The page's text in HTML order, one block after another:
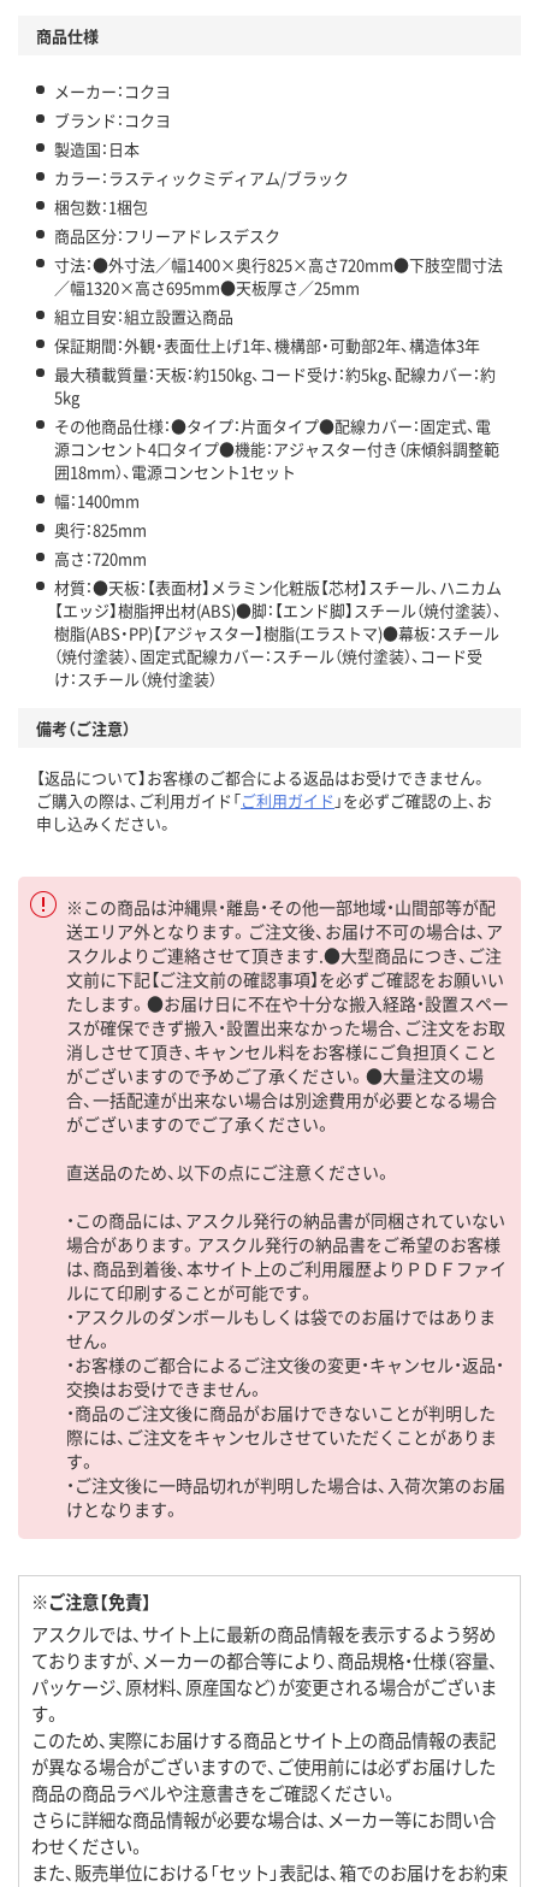
商品仕様
メーカー：コクヨ
ブランド：コクヨ
製造国：日本
カラー：ラスティックミディアム/ブラック
梱包数：1梱包
商品区分：フリーアドレスデスク
寸法：●外寸法／幅1400×奥行825×高さ720mm●下肢空間寸法
／幅1320×高さ695mm●天板厚さ／25mm
組立目安：組立設置込商品
保証期間：外観・表面仕上げ1年、機構部・可動部2年、構造体3年
最大積載質量：天板：約150kg、コード受け：約5kg、配線カバー：約
5kg
その他商品仕様：●タイプ：片面タイプ●配線カバー：固定式、電
源コンセント4口タイプ●機能：アジャスター付き（床傾斜調整範
囲18mm）、電源コンセント1セット
幅：1400mm
奥行：825mm
高さ：720mm
材質：●天板：【表面材】メラミン化粧版【芯材】スチール、ハニカム
【エッジ】樹脂押出材(ABS)●脚：【エンド脚】スチール（焼付塗装）、
樹脂(ABS・PP)【アジャスター】樹脂(エラストマ)●幕板：スチール
（焼付塗装）、固定式配線カバー：スチール（焼付塗装）、コード受
け：スチール（焼付塗装）
備考（ご注意）
【返品について】お客様のご都合による返品はお受けできません。
ご購入の際は、ご利用ガイド「ご利用ガイド 」を必ずご確認の上、お
申し込みください。
※この商品は沖縄県・離島・その他一部地域・山間部等が配
送エリア外となります。ご注文後、お届け不可の場合は、ア
スクルよりご連絡させて頂きます.●大型商品につき、ご注
文前に下記【ご注文前の確認事項】を必ずご確認をお願いい
たします。●お届け日に不在や十分な搬入経路・設置スペー
スが確保できず搬入・設置出来なかった場合、ご注文をお取
消しさせて頂き、キャンセル料をお客様にご負担頂くこと
がございますので予めご了承ください。●大量注文の場
合、一括配達が出来ない場合は別途費用が必要となる場合
がございますのでご了承ください。
直送品のため、以下の点にご注意ください。
・この商品には、アスクル発行の納品書が同梱されていない
場合があります。アスクル発行の納品書をご希望のお客様
は、商品到着後、本サイト上のご利用履歴よりＰＤＦファイ
ルにて印刷することが可能です。
・アスクルのダンボールもしくは袋でのお届けではありま
せん。
・お客様のご都合によるご注文後の変更・キャンセル・返品・
交換はお受けできません。
・商品のご注文後に商品がお届けできないことが判明した
際には、ご注文をキャンセルさせていただくことがありま
す。
・ご注文後に一時品切れが判明した場合は、入荷次第のお届
けとなります。
※ご注意【免責】
アスクルでは、サイト上に最新の商品情報を表示するよう努め
ておりますが、メーカーの都合等により、商品規格・仕様（容量、
パッケージ、原材料、原産国など）が変更される場合がございま
す。
このため、実際にお届けする商品とサイト上の商品情報の表記
が異なる場合がございますので、ご使用前には必ずお届けした
商品の商品ラベルや注意書きをご確認ください。
さらに詳細な商品情報が必要な場合は、メーカー等にお問い合
わせください。
また、販売単位における「セット」表記は、箱でのお届けをお約束